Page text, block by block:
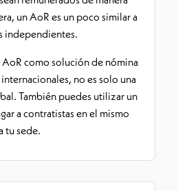
un AoR es un poco similar a
independientes.
como solución de nómina
no es solo una
También puedes utilizar un
a contratistas en el mismo
tu sede.